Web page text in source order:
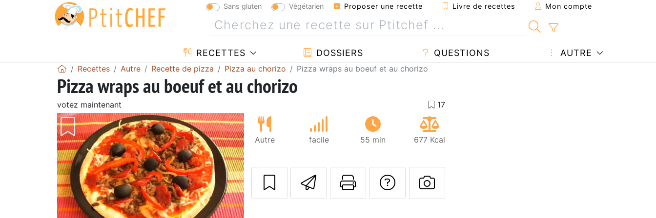
Sans gluten Végétarien Proposer une recette Livre de recettes Mon compte
RECETTES DOSSIERS QUESTIONS AUTRE
Recettes Autre Recette de pizza Pizza au chorizo Pizza wraps au boeuf et au chorizo
Pizza wraps au boeuf et au chorizo
votez maintenant
Autre facile 55 min 677 Kcal
Envoyer cette recette à un ami
Imprimer cette page
Poser une question à l'auteur
Publier votre photo de cette